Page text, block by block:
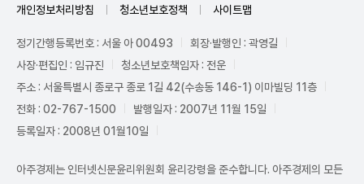
개인정보처리방침 청소년보호정책 사이트맵
정기간행등록번호 : 서울 아 00493
회장·발행인 : 곽영길
사장·편집인 : 임규진
청소년보호책임자 : 전운
주소 : 서울특별시 종로구 종로 1길 42(수송동 146-1) 이마빌딩 11층
전화 : 02-767-1500
발행일자 : 2007년 11월 15일
등록일자 : 2008년 01월10일
아주경제는 인터넷신문윤리위원회 윤리강령을 준수합니다. 아주경제의 모든